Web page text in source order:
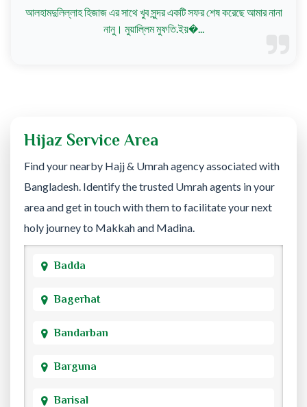
আলহামদুলিল্লাহ হিজাজ এর সাথে খুব সুন্দর একটি সফর শেষ করেছে আমার নানা
নানু। মুয়াল্লিম মুফতি.ইয়�...
Hijaz Service Area
Find your nearby Hajj & Umrah agency associated with
Bangladesh. Identify the trusted Umrah agents in your
area and get in touch with them to facilitate your next
holy journey to Makkah and Madina.
Badda
Bagerhat
Bandarban
Barguna
Barisal